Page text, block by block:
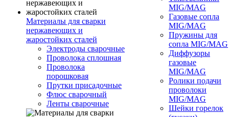
Материалы для сварки
нержавеющих и
жаростойких сталей
Электроды сварочные
Проволока сплошная
Проволока
порошковая
Прутки присадочные
Флюс сварочный
Ленты сварочные
MIG/MAG
Газовые сопла
MIG/MAG
Пружины для
сопла MIG/MAG
Диффузоры
газовые
MIG/MAG
Ролики подачи
проволоки
MIG/MAG
Шейки горелок